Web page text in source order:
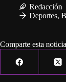
Redacción
Deportes,
Comparte esta noticia